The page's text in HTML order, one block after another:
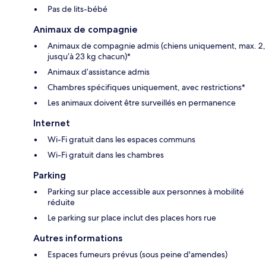
Pas de lits-bébé
Animaux de compagnie
Animaux de compagnie admis (chiens uniquement, max. 2,
jusqu’à 23 kg chacun)*
Animaux d’assistance admis
Chambres spécifiques uniquement, avec restrictions*
Les animaux doivent être surveillés en permanence
Internet
Wi-Fi gratuit dans les espaces communs
Wi-Fi gratuit dans les chambres
Parking
Parking sur place accessible aux personnes à mobilité
réduite
Le parking sur place inclut des places hors rue
Autres informations
Espaces fumeurs prévus (sous peine d'amendes)